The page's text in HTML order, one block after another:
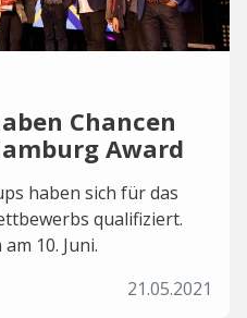
Chancen
Award
haben sich für das
qualifiziert.
10. Juni.
21.05.2021